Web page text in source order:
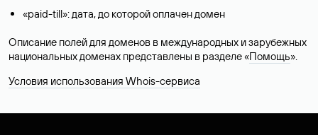
«paid-till»: дата, до которой оплачен домен
Описание полей для доменов в международных и зарубежных
национальных доменах представлены в разделе «Помощь».
Условия использования Whois-сервиса